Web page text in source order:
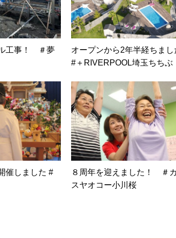
工事！ ＃夢
オープンから2年半経ちま
#＋RIVERPOOL埼玉ちちぶ
催しました #
８周年を迎えました！ ＃
スヤオコー小川桜